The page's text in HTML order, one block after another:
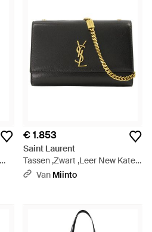
€ 1.853
Saint Laurent
Tassen ,Zwart ,Leer New Kate
Small - Zwart
Van Miinto